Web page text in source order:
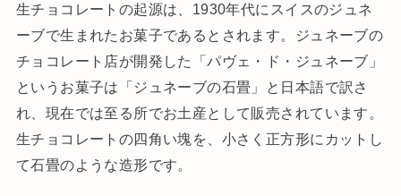
生チョコレートの起源は、1930年代にスイスのジュネ
ーブで生まれたお菓子であるとされます。ジュネーブの
チョコレート店が開発した「パヴェ・ド・ジュネーブ」
というお菓子は「ジュネーブの石畳」と日本語で訳さ
れ、現在では至る所でお土産として販売されています。
生チョコレートの四角い塊を、小さく正方形にカットし
て石畳のような造形です。